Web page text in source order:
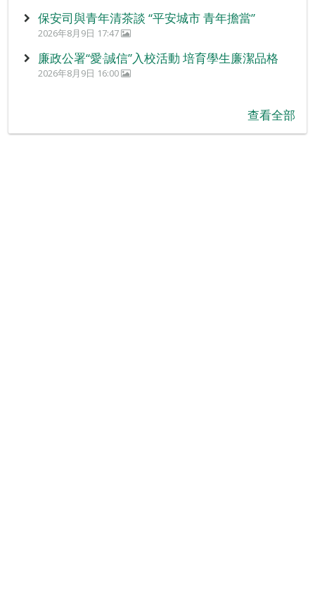
保安司與青年清茶談 “平安城市 青年擔當”
2026年8月9日 17:47
廉政公署“愛‧誠信”入校活動 培育學生廉潔品格
2026年8月9日 16:00
查看全部